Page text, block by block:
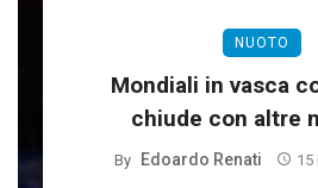
NUOTO
Mondiali in vasca
chiude con altre
By Edoardo Renati 15